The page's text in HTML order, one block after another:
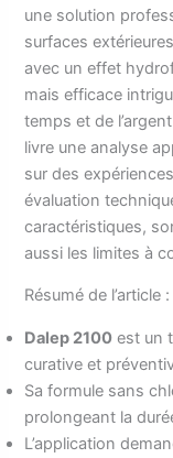
une solution
surfaces
avec un effet
mais efficace
temps et de
livre une analyse
sur des
évaluation
caractéristiques,
aussi les limites à
Résumé de l’article :
Dalep 2100 est un
curative et
Sa formule sans
prolongeant la
L’application